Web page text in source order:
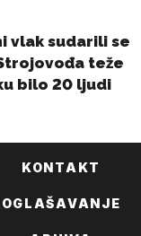
KONTAKT
OGLAŠAVANJE